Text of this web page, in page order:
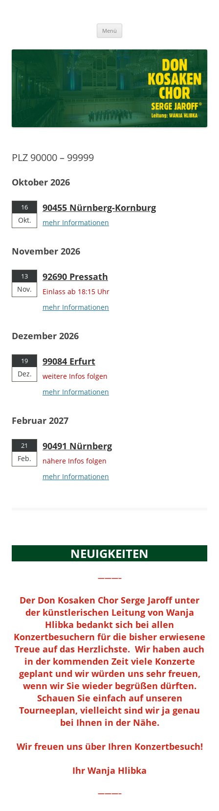
Leitung: Wanja Hlibka
Menü
PLZ 90000 – 99999
Oktober 2026
16
Okt.
90455 Nürnberg-Kornburg
mehr Informationen
November 2026
13
Nov.
92690 Pressath
Einlass ab 18:15 Uhr
mehr Informationen
Dezember 2026
19
Dez.
99084 Erfurt
weitere Infos folgen
mehr Informationen
Februar 2027
21
Feb.
90491 Nürnberg
nähere Infos folgen
mehr Informationen
NEUIGKEITEN
———–
Der Don Kosaken Chor Serge Jaroff unter
der künstlerischen Leitung von Wanja
Hlibka bedankt sich bei allen
Konzertbesuchern für die bisher erwiesene
Treue auf das Herzlichste. Wir haben auch
in der kommenden Zeit viele Konzerte
geplant und wir würden uns sehr freuen,
wenn wir Sie wieder begrüßen dürften.
Schauen Sie einfach auf unseren
Tourneeplan, vielleicht sind wir ja genau
bei Ihnen in der Nähe.
Wir freuen uns über Ihren Konzertbesuch!
Ihr Wanja Hlibka
———–